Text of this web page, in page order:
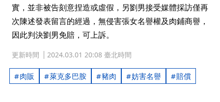
實，並非被告刻意捏造或虛假，另劉男接受媒體採訪僅再
次陳述發表留言的經過，無侵害張女名譽權及肉鋪商譽，
因此判決劉男免賠，可上訴。
更新時間 2024.03.01 20:08 臺北時間
肉販 萊克多巴胺 豬肉 妨害名譽 賠償